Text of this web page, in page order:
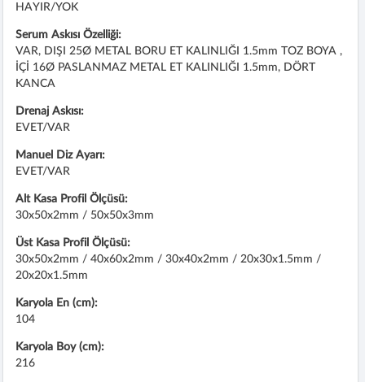
HAYIR/YOK
Serum Askısı Özelliği:
VAR, DIŞI 25Ø METAL BORU ET KALINLIĞI 1.5mm TOZ BOYA ,
İÇİ 16Ø PASLANMAZ METAL ET KALINLIĞI 1.5mm, DÖRT
KANCA
Drenaj Askısı:
EVET/VAR
Manuel Diz Ayarı:
EVET/VAR
Alt Kasa Profil Ölçüsü:
30x50x2mm / 50x50x3mm
Üst Kasa Profil Ölçüsü:
30x50x2mm / 40x60x2mm / 30x40x2mm / 20x30x1.5mm /
20x20x1.5mm
Karyola En (cm):
104
Karyola Boy (cm):
216